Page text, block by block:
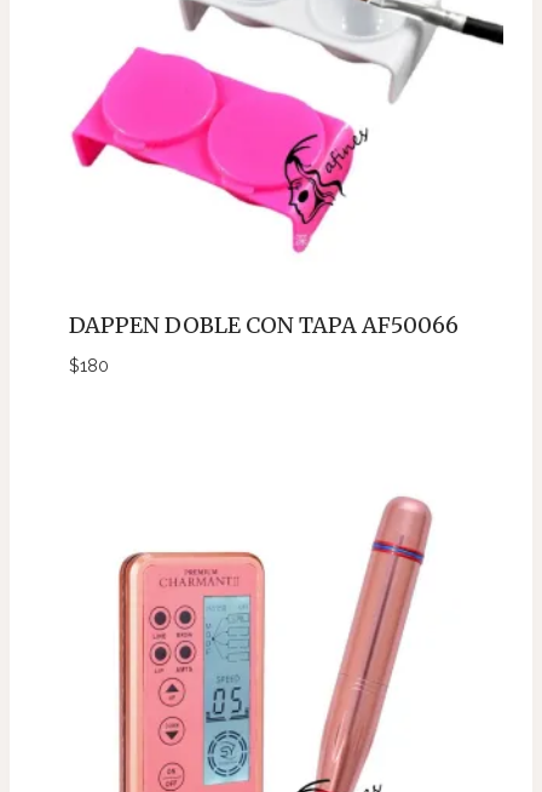
DAPPEN DOBLE CON TAPA AF50066
$180